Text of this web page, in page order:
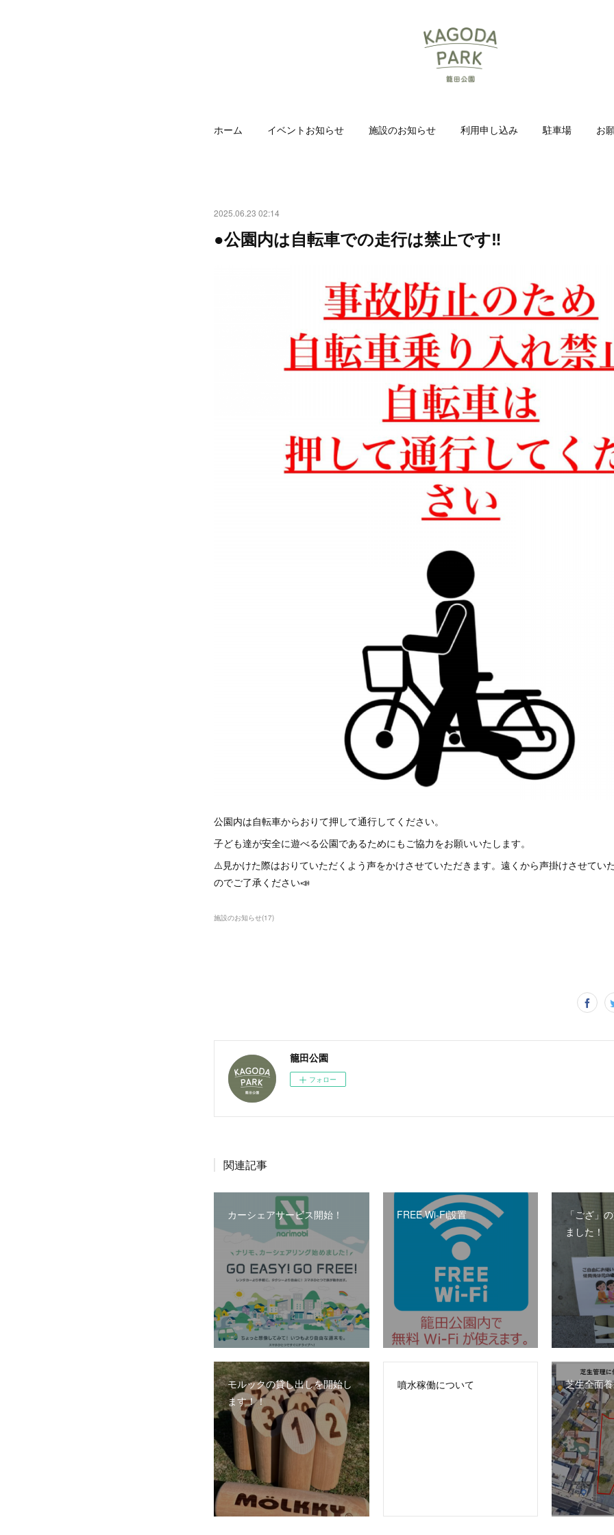
ホーム イベントお知らせ 施設のお知らせ 利用申し込み 駐車場 お
2025.06.23 02:14
●公園内は自転車での走行は禁止です‼
公園内は自転車からおりて押して通行してください。
子ども達が安全に遊べる公園であるためにもご協力をお願いいたします。
⚠️見かけた際はおりていただくよう声をかけさせていただきます。遠くから声掛けさせてい
のでご了承ください📣
施設のお知らせ(17)
籠田公園
フォロー
関連記事
カーシェアサービス開始！ FREE Wi-Fi設置
「ござ」
ました！
モルックの貸し出しを開始し
ます！！
噴水稼働について 芝生全面